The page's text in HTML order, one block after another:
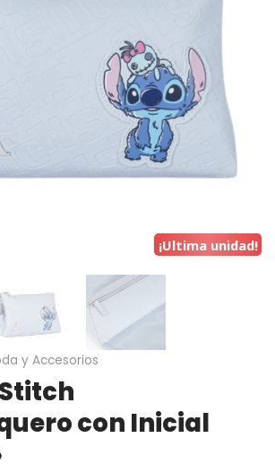
¡Ultima unidad!
y Accesorios
con Inicial